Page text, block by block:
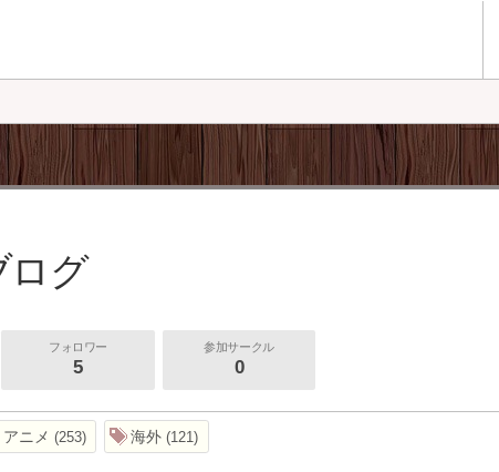
ログ
フォロワー
5
参加サークル
0
アニメ 253 海外 121